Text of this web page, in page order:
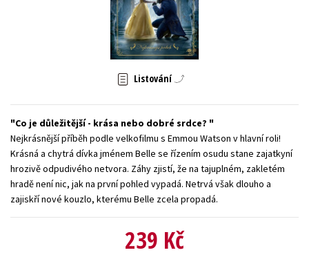
Zahraniční literatura
Všechny tituly
Listování
Co je důležitější - krása nebo dobré srdce?
Nejkrásnější příběh podle velkofilmu s Emmou Watson v hlavní roli!
Krásná a chytrá dívka jménem Belle se řízením osudu stane zajatkyní
hrozivě odpudivého netvora. Záhy zjistí, že na tajuplném, zakletém
hradě není nic, jak na první pohled vypadá. Netrvá však dlouho a
zajiskří nové kouzlo, kterému Belle zcela propadá.
239 Kč